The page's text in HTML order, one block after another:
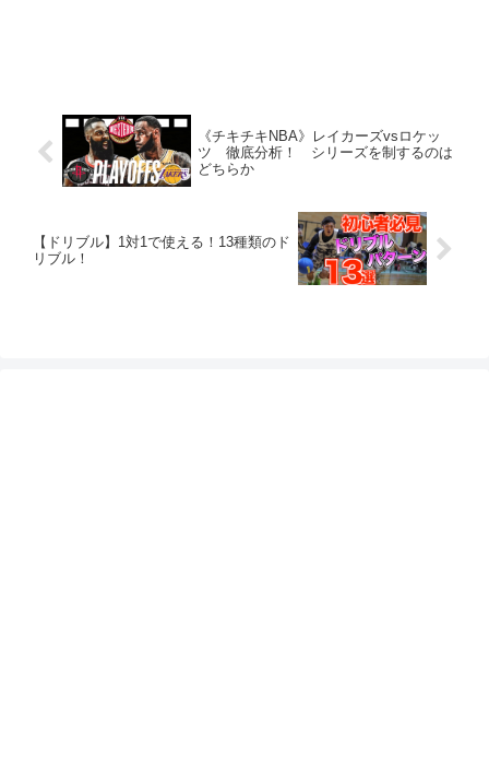
《チキチキNBA》レイカーズvsロケッ
ツ 徹底分析！ シリーズを制するのは
どちらか
【ドリブル】1対1で使える！13種類のド
リブル！